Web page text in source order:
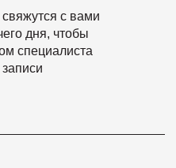
с вами
дня, чтобы
специалиста